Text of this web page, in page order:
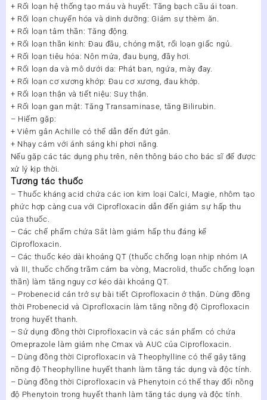
+ Rối loạn hệ thống tạo máu và huyết: Tăng bạch cầu ái toan.
+ Rối loạn chuyển hóa và dinh dưỡng: Giảm sự thèm ăn.
+ Rối loạn tâm thần: Tăng động.
+ Rối loạn thần kinh: Đau đầu, chóng mặt, rối loạn giấc ngủ.
+ Rối loạn tiêu hóa: Nôn mửa, đau bụng, đầy hơi.
+ Rối loạn da và mô dưới da: Phát ban, ngứa, mày đay.
+ Rối loạn cơ xương khớp: Đau cơ xương, đau khớp.
+ Rối loạn thận và tiết niệu: Suy thận.
+ Rối loạn gan mật: Tăng Transaminase, tăng Bilirubin.
– Hiếm gặp:
+ Viêm gân Achille có thể dẫn đến đứt gân.
+ Nhạy cảm với ánh sáng khi phơi nắng.
Nếu gặp các tác dụng phụ trên, nên thông báo cho bác sĩ để được
xử lý kịp thời.
Tương tác thuốc
– Thuốc kháng acid chứa các ion kim loại Calci, Magie, nhôm tạo
phức hợp càng cua với Ciprofloxacin dẫn đến giảm sự hấp thu
của thuốc.
– Các chế phẩm chứa Sắt làm giảm hấp thu đáng kể
Ciprofloxacin.
– Các thuốc kéo dài khoảng QT (thuốc chống loạn nhịp nhóm IA
và III, thuốc chống trầm cảm ba vòng, Macrolid, thuốc chống loạn
thần) làm tăng nguy cơ kéo dài khoảng QT.
– Probenecid cản trở sự bài tiết Ciprofloxacin ở thận. Dùng đồng
thời Probenecid và Ciprofloxacin làm tăng nồng độ Ciprofloxacin
trong huyết thanh.
– Sử dụng đồng thời Ciprofloxacin và các sản phẩm có chứa
Omeprazole làm giảm nhẹ Cmax và AUC của Ciprofloxacin.
– Dùng đồng thời Ciprofloxacin và Theophylline có thể gây tăng
nồng độ Theophylline huyết thanh làm tăng tác dụng và độc tính.
– Dùng đồng thời Ciprofloxacin và Phenytoin có thể thay đổi nồng
độ Phenytoin trong huyết thanh làm tăng tác dụng và độc tính.